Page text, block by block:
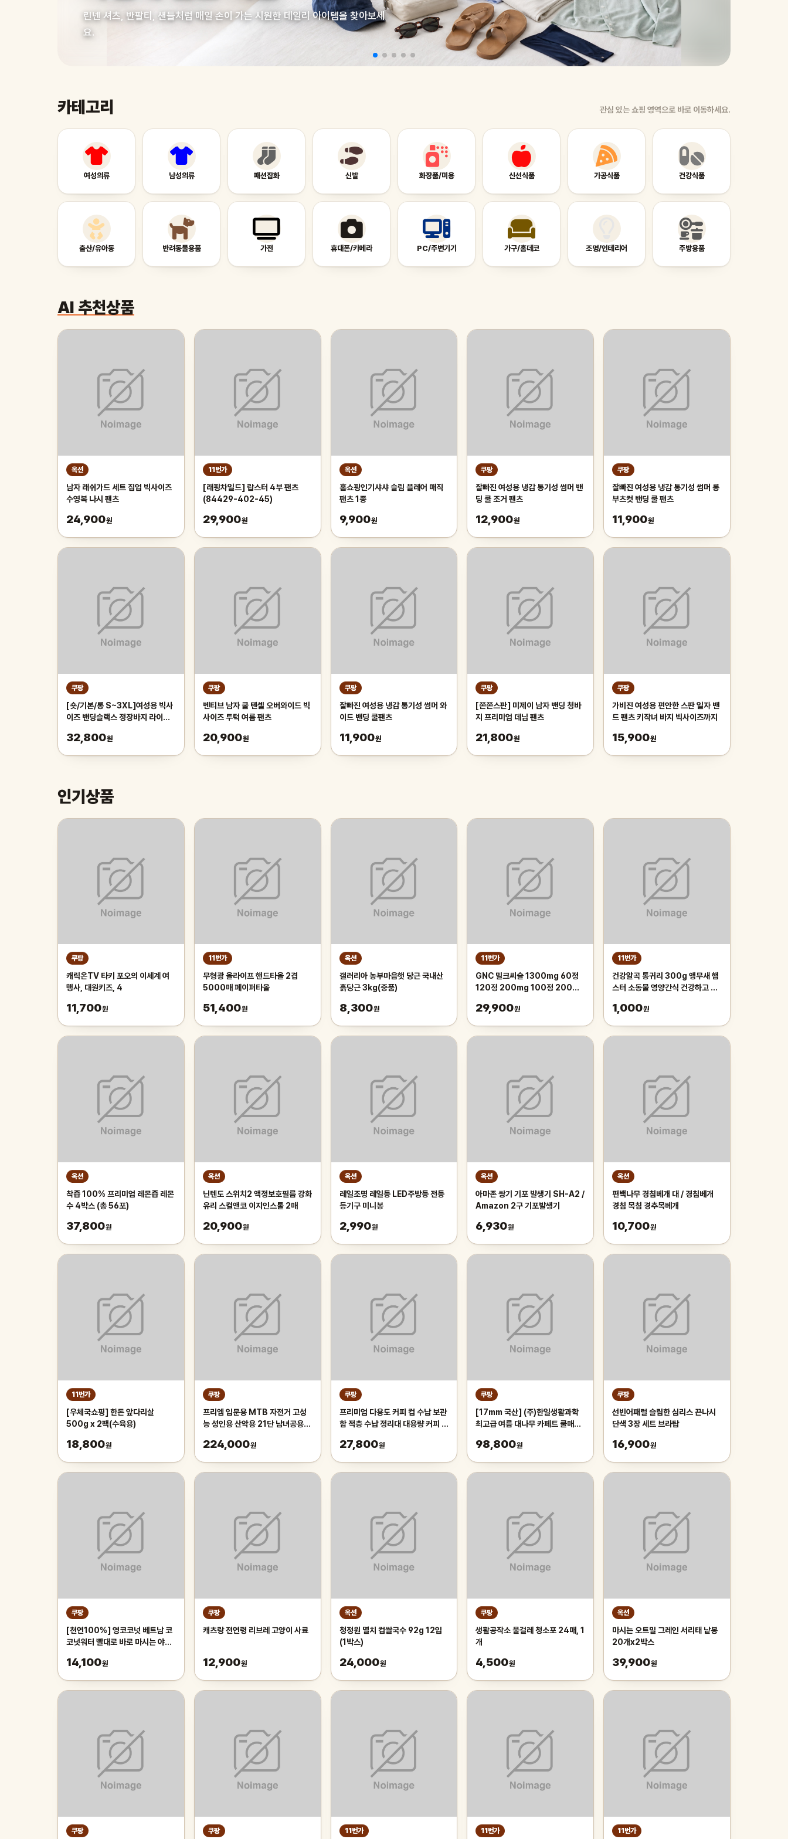
린넨 셔츠, 반팔티, 샌들처럼 매일 손이 가는 시원한 데일리 아이템을 찾아보세
요.
카테고리 관심 있는 쇼핑 영역으로 바로 이동하세요.
여성의류 남성의류 패션잡화 신발 화장품/미용 신선식품 가공식품 건강식품
출산/유아동 반려동물용품 가전 휴대폰/카메라 PC/주변기기 가구/홈데코 조명/인테리어 주방용품
AI 추천상품
옥션
남자 래쉬가드 세트 집업 빅사이즈
수영복 나시 팬츠
24,900원
11번가
[래핑차일드] 랍스터 4부 팬츠
(84429-402-45)
29,900원
옥션
홈쇼핑인기샤샤 슬림 플레어 매직
팬츠 1종
9,900원
쿠팡
잘빠진 여성용 냉감 통기성 썸머 밴
딩 쿨 조거 팬츠
12,900원
쿠팡
잘빠진 여성용 냉감 통기성 썸머 롱
부츠컷 밴딩 쿨 팬츠
11,900원
쿠팡
[숏/기본/롱 S~3XL]여성용 빅사
이즈 밴딩슬랙스 정장바지 라이크
32,800원
쿠팡
벤티브 남자 쿨 텐셀 오버와이드 빅
사이즈 투턱 여름 팬츠
20,900원
쿠팡
잘빠진 여성용 냉감 통기성 썸머 와
이드 밴딩 쿨팬츠
11,900원
쿠팡
[쫀쫀스판] 미제이 남자 밴딩 청바
지 프리미엄 데님 팬츠
21,800원
쿠팡
가비진 여성용 편안한 스판 일자 밴
드 팬츠 키작녀 바지 빅사이즈까지
15,900원
인기상품
쿠팡
캐릭온TV 타키 포오의 이세계 여
행사, 대원키즈, 4
11,700원
11번가
무형광 올라이프 핸드타올 2겹
5000매 페이퍼타올
51,400원
옥션
갤러리아 농부마음햇 당근 국내산
흙당근 3kg(중품)
8,300원
11번가
GNC 밀크씨슬 1300mg 60정
120정 200mg 100정 200정
29,900원
11번가
건강알곡 통귀리 300g 앵무새 햄
스터 소동물 영양간식 건강하고 깨
1,000원
옥션
착즙 100% 프리미엄 레몬즙 레몬
수 4박스 (총 56포)
37,800원
옥션
닌텐도 스위치2 액정보호필름 강화
유리 스컬앤코 이지인스톨 2매
20,900원
옥션
레일조명 레일등 LED주방등 전등
등기구 미니봉
2,990원
옥션
아마존 쌍기 기포 발생기 SH-A2 /
Amazon 2구 기포발생기
6,930원
옥션
편백나무 경침베개 대 / 경침베개
경침 목침 경추목베개
10,700원
11번가
[우체국쇼핑] 한돈 앞다리살
500g x 2팩(수육용)
18,800원
쿠팡
프리엠 입문용 MTB 자전거 고성
능 성인용 산악용 21단 남녀공용
175cm, 그레이 오렌지/21단/26
224,000원
쿠팡
프리미엄 다용도 커피 컵 수납 보관
함 적층 수납 정리대 대용량 커피 트
27,800원
쿠팡
[17mm 국산] (주)한일생활과학
최고급 여름 대나무 카페트 쿨매트
실 침대 장판 자리_두꺼운 폭신한
98,800원
쿠팡
선빈어패럴 슬림한 심리스 끈나시
단색 3장 세트 브라탑
16,900원
쿠팡
[천연100%] 영코코넛 베트남 코
코넛워터 빨대로 바로 마시는 야자
내외(2과입)
14,100원
쿠팡
캐츠랑 전연령 리브레 고양이 사료
12,900원
옥션
청정원 멸치 컵쌀국수 92g 12입
(1박스)
24,000원
쿠팡
생활공작소 물걸레 청소포 24매, 1
개
4,500원
옥션
마시는 오트밀 그레인 서리태 낱봉
20개x2박스
39,900원
쿠팡 쿠팡 11번가 11번가 11번가